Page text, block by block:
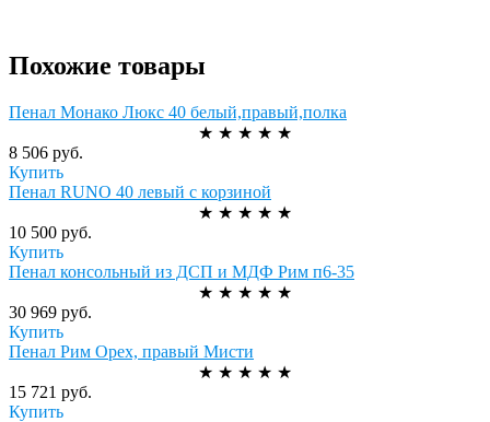
Похожие товары
Пенал Монако Люкс 40 белый,правый,полка
★ ★ ★ ★ ★
8 506 руб.
Купить
Пенал RUNO 40 левый с корзиной
★ ★ ★ ★ ★
10 500 руб.
Купить
Пенал консольный из ДСП и МДФ Рим п6-35
★ ★ ★ ★ ★
30 969 руб.
Купить
Пенал Рим Орех, правый Мисти
★ ★ ★ ★ ★
15 721 руб.
Купить